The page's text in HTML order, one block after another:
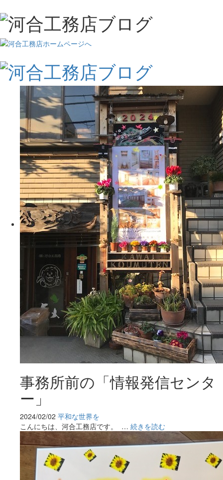
事務所前の「情報発信センタ
ー」
2024/02/02 平和な世界を
こんにちは、河合工務店です。 … 続きを読む